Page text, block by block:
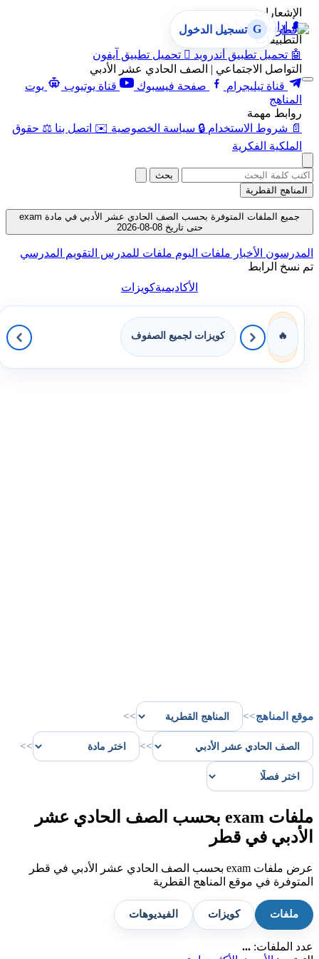
الإشعارات
🔔 إدارة الإشعارات
التطبيقات
🤖 تحميل تطبيق أندرويد  تحميل تطبيق آيفون
التواصل الاجتماعي | الصف الحادي عشر الأدبي
قناة تيليجرام
صفحة فيسبوك قناة يوتيوب
بوت
المناهج
روابط مهمة
📄 شروط الاستخدام 🔒 سياسة الخصوصية ✉️ اتصل بنا ⚖️ حقوق
الملكية الفكرية
G تسجيل الدخول
بحث
المناهج القطرية
جميع الملفات المتوفرة بحسب الصف الحادي عشر الأدبي في مادة exam
حتى تاريخ 08-08-2026
المدرسون الأخبار ملفات اليوم ملفات للمدرس التقويم المدرسي
تم نسخ الرابط
الأكاديميةكويزات
🔥 كويزات لجميع الصفوف
موقع المناهج>>
>>
>>
>>
ملفات exam بحسب الصف الحادي عشر
الأدبي في قطر
عرض ملفات exam بحسب الصف الحادي عشر الأدبي في قطر
المتوفرة في موقع المناهج القطرية
ملفات كويزات الفيديوهات
عدد الملفات: ...